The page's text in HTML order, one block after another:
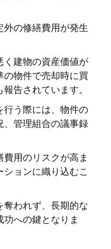
外の修繕費用が発生
く建物の資産価値が
物件で売却時に買
告されています。
行う際には、物件の
、管理組合の議事録
用のリスクが高ま
ョンに織り込むこ
われず、長期的な
への鍵となりま